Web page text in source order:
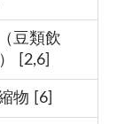
豆類飲
[2,6]
物 [6]